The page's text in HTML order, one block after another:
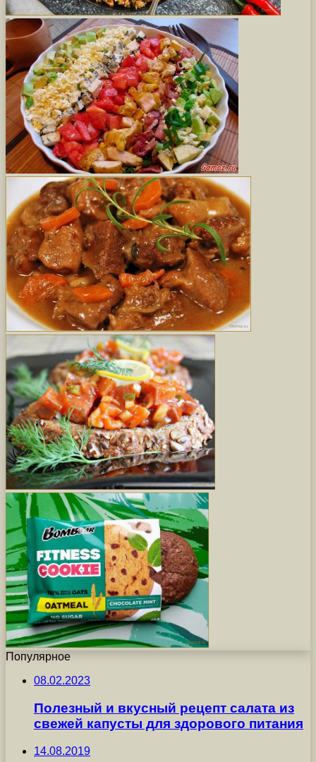
Популярное
08.02.2023
Полезный и вкусный рецепт салата из
свежей капусты для здорового питания
14.08.2019